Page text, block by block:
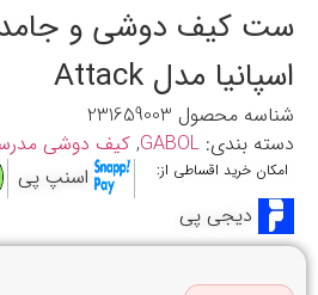
ست کیف دوشی و
اسپانیا مدل Attack
شناسه محصول 231659003
دسته بندی: GABOL
, کیف دوشی
امکان خرید اقساطی از: اسنپ پی
دیجی پی